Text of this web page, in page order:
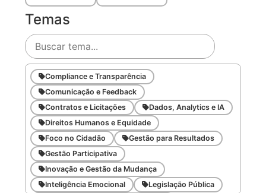
Temas
Compliance e Transparência
Comunicação e Feedback
Contratos e Licitações
Dados, Analytics e IA
Direitos Humanos e Equidade
Foco no Cidadão
Gestão para Resultados
Gestão Participativa
Inovação e Gestão da Mudança
Inteligência Emocional
Legislação Pública